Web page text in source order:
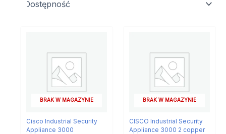
BRAK W MAGAZYNIE
Cisco Industrial Security
Appliance 3000
BRAK W MAGAZYNIE
CISCO Industrial Security
Appliance 3000 2 copper